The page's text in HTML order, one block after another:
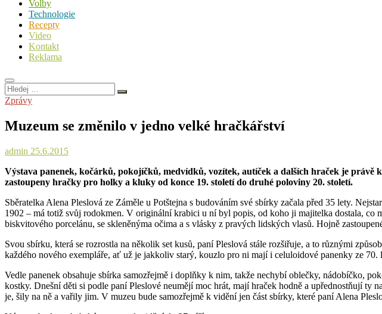
Volby
Technologie
Recepty
Video
Kontakt
Reklama
Hledej
…
Zprávy
Muzeum se změnilo v jedno velké hračkářství
admin 25.6.2015
Výstava panenek, kočárků, pokojíčků, medvídků, vozítek, autíček a dalších hraček je právě
zastoupeny hračky pro holky a kluky od konce 19. století do druhé poloviny 20. století.
Sběratelka Alena Pleslová ze Záměle u Potštejna s budováním své sbírky začala před 35 lety.
1902 – má totiž svůj rodokmen. V originální krabici u ní byl popis, od koho ji majitelka dostala,
biskvitového porcelánu, se skleněnýma očima a s vlásky z pravých lidských vlasů. Hojně
Svou sbírku, která se rozrostla na několik set kusů, paní Pleslová stále rozšiřuje, a to různými
každého nového exempláře, ať už je jakkoliv starý, kouzlo pro ni mají i celuloidové panenky ze 70.
Vedle panenek obsahuje sbírka samozřejmě i doplňky k nim, takže nechybí oblečky, nádobíčko,
kostky. Dnešní děti si podle paní Pleslové neumějí moc hrát, mají hraček hodně a upřednostňují
je, šily na ně a vařily jim. V muzeu bude samozřejmě k vidění jen část sbírky, které paní Alena